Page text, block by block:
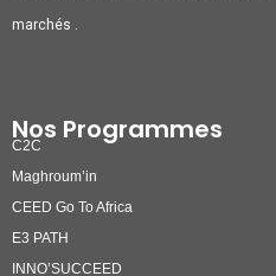
marchés .
Nos Programmes
C2C
Maghroum’in
CEED Go To Africa
E3 PATH
INNO’SUCCEED